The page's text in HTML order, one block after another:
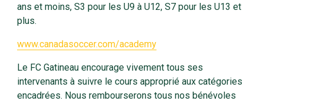
ans et moins, S3 pour les U9 à U12, S7 pour les U13 et
plus.
www.canadasoccer.com/academy
Le FC Gatineau encourage vivement tous ses
intervenants à suivre le cours approprié aux catégories
encadrées. Nous rembourserons tous nos bénévoles